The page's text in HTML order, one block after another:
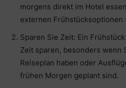
morgens direkt im Hotel
externen Frühstücksoptionen
Sparen Sie Zeit: Ein
Zeit sparen, besonders wenn
Reiseplan haben oder
frühen Morgen geplant sind.